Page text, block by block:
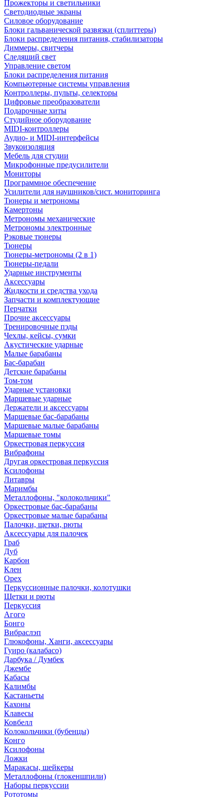
Прожекторы и светильники
Светодиодные экраны
Силовое оборудование
Блоки гальванической развязки (сплиттеры)
Блоки распределения питания, стабилизаторы
Диммеры, свитчеры
Следящий свет
Управление светом
Блоки распределения питания
Компьютерные системы управления
Контроллеры, пульты, селекторы
Цифровые преобразователи
Подарочные хиты
Студийное оборудование
MIDI-контроллеры
Аудио- и MIDI-интерфейсы
Звукоизоляция
Мебель для студии
Микрофонные предусилители
Мониторы
Программное обеспечение
Усилители для наушников/сист. мониторинга
Тюнеры и метрономы
Камертоны
Метрономы механические
Метрономы электронные
Рэковые тюнеры
Тюнеры
Тюнеры-метрономы (2 в 1)
Тюнеры-педали
Ударные инструменты
Аксессуары
Жидкости и средства ухода
Запчасти и комплектующие
Перчатки
Прочие аксессуары
Тренировочные пэды
Чехлы, кейсы, сумки
Акустические ударные
Mалые барабаны
Бас-барабан
Детские барабаны
Том-том
Ударные установки
Маршевые ударные
Держатели и аксессуары
Маршевые бас-барабаны
Маршевые малые барабаны
Маршевые томы
Оркестровая перкуссия
Вибрафоны
Другая оркестровая перкуссия
Ксилофоны
Литавры
Маримбы
Металлофоны, "колокольчики"
Оркестровые бас-барабаны
Оркестровые малые барабаны
Палочки, щетки, рюты
Аксессуары для палочек
Граб
Дуб
Карбон
Клен
Орех
Перкуссионные палочки, колотушки
Щетки и рюты
Перкуссия
Агого
Бонго
Вибраслэп
Глюкофоны, Ханги, аксессуары
Гуиро (калабасо)
Дарбука / Думбек
Джембе
Кабасы
Калимбы
Кастаньеты
Кахоны
Клавесы
Ковбелл
Колокольчики (бубенцы)
Конго
Ксилофоны
Ложки
Маракасы, шейкеры
Металлофоны (глокеншпили)
Наборы перкуссии
Рототомы